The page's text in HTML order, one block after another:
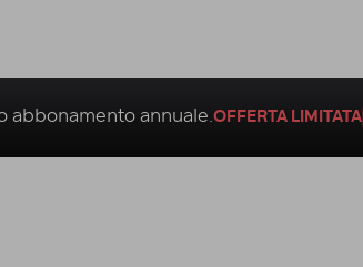
abbonamento annuale.OFFERTA LIMITATA